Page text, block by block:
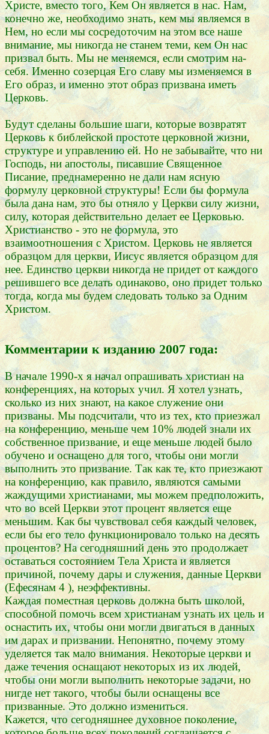
Христе, вместо того, Кем Он является в нас. Нам,
конечно же, необходимо знать, кем мы являемся в
Нем, но если мы сосредоточим на этом все наше
внимание, мы никогда не станем теми, кем Он нас
призвал быть. Мы не меняемся, если смотрим на-
себя. Именно созерцая Его славу мы изменяемся в
Его образ, и именно этот образ призвана иметь
Церковь.
Будут сделаны большие шаги, которые возвратят
Церковь к библейской простоте церковной жизни,
структуре и управлению ей. Но не забывайте, что ни
Господь, ни апостолы, писавшие Священное
Писание, преднамеренно не дали нам ясную
формулу церковной структуры! Если бы формула
была дана нам, это бы отняло у Церкви силу жизни,
силу, которая действительно делает ее Церковью.
Христианство - это не формула, это
взаимоотношения с Христом. Церковь не является
образцом для церкви, Иисус является образцом для
нее. Единство церкви никогда не придет от каждого
решившего все делать одинаково, оно придет только
тогда, когда мы будем следовать только за Одним
Христом.
Комментарии к изданию 2007 года:
В начале 1990-х я начал опрашивать христиан на
конференциях, на которых учил. Я хотел узнать,
сколько из них знают, на какое служение они
призваны. Мы подсчитали, что из тех, кто приезжал
на конференцию, меньше чем 10% людей знали их
собственное призвание, и еще меньше людей было
обучено и оснащено для того, чтобы они могли
выполнить это призвание. Так как те, кто приезжают
на конференцию, как правило, являются самыми
жаждущими христианами, мы можем предположить,
что во всей Церкви этот процент является еще
меньшим. Как бы чувствовал себя каждый человек,
если бы его тело функционировало только на десять
процентов? На сегодняшний день это продолжает
оставаться состоянием Тела Христа и является
причиной, почему дары и служения, данные Церкви
(Ефесянам 4 ), неэффективны.
Каждая поместная церковь должна быть школой,
способной помочь всем христианам узнать их цель и
оснастить их, чтобы они могли двигаться в данных
им дарах и призвании. Непонятно, почему этому
уделяется так мало внимания. Некоторые церкви и
даже течения оснащают некоторых из их людей,
чтобы они могли выполнить некоторые задачи, но
нигде нет такого, чтобы были оснащены все
призванные. Это должно измениться.
Кажется, что сегодняшнее духовное поколение,